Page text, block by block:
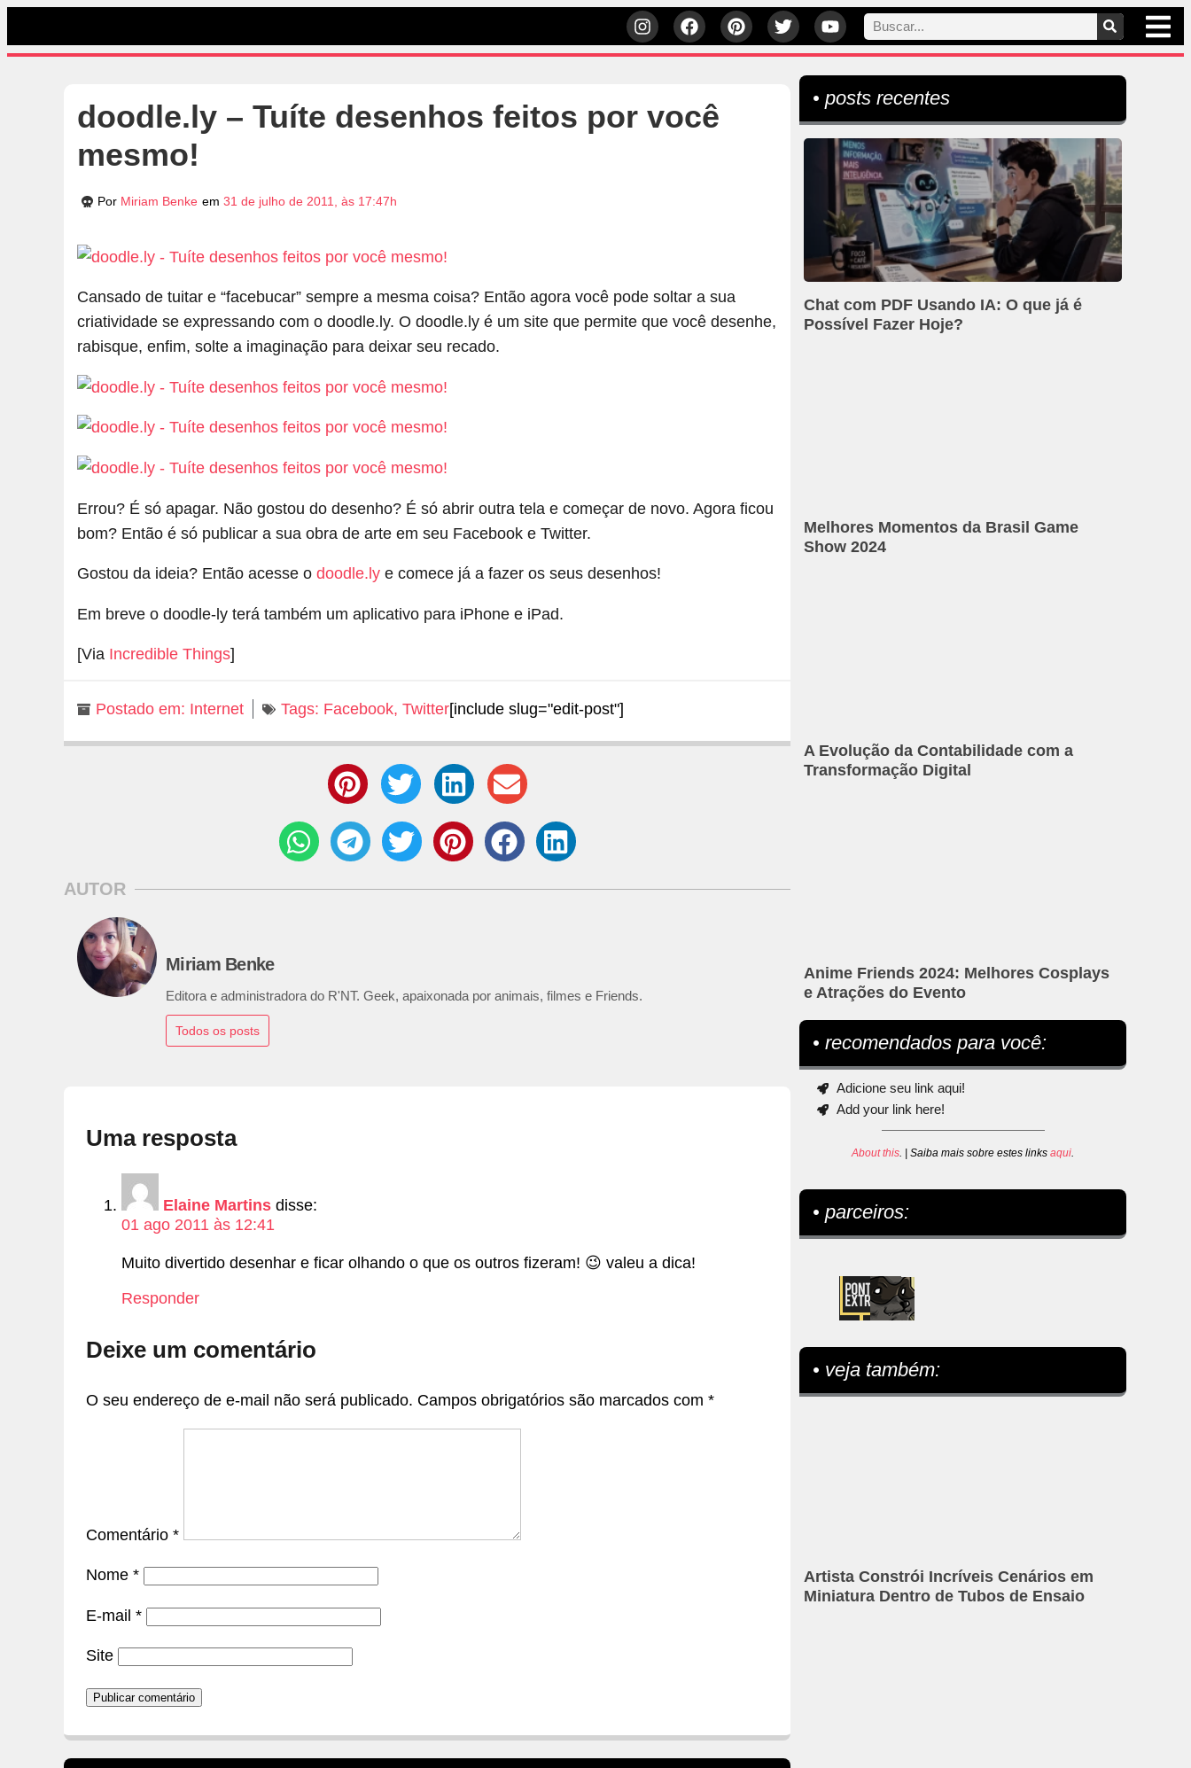
doodle.ly – Tuíte desenhos feitos por você
mesmo!
Por Miriam Benke em 31 de julho de 2011, às 17:47h
Cansado de tuitar e “facebucar” sempre a mesma coisa? Então agora você pode soltar a sua
criatividade se expressando com o doodle.ly. O doodle.ly é um site que permite que você desenhe,
rabisque, enfim, solte a imaginação para deixar seu recado.
Errou? É só apagar. Não gostou do desenho? É só abrir outra tela e começar de novo. Agora ficou
bom? Então é só publicar a sua obra de arte em seu Facebook e Twitter.
Gostou da ideia? Então acesse o doodle.ly e comece já a fazer os seus desenhos!
Em breve o doodle-ly terá também um aplicativo para iPhone e iPad.
[Via Incredible Things]
Postado em: Internet Tags: Facebook, Twitter[include slug="edit-post"]
AUTOR
Miriam Benke
Editora e administradora do R'NT. Geek, apaixonada por animais, filmes e Friends.
Todos os posts
Uma resposta
Elaine Martins disse:
01 ago 2011 às 12:41
Muito divertido desenhar e ficar olhando o que os outros fizeram! 😉 valeu a dica!
Responder
Deixe um comentário
O seu endereço de e-mail não será publicado. Campos obrigatórios são marcados com *
Comentário *
Nome *
E-mail *
Site
• posts recentes
Chat com PDF Usando IA: O que já é
Possível Fazer Hoje?
Melhores Momentos da Brasil Game
Show 2024
A Evolução da Contabilidade com a
Transformação Digital
Anime Friends 2024: Melhores Cosplays
e Atrações do Evento
• recomendados para você:
Adicione seu link aqui!
Add your link here!
About this. | Saiba mais sobre estes linksaqui.
• parceiros:
• veja também:
Artista Constrói Incríveis Cenários em
Miniatura Dentro de Tubos de Ensaio